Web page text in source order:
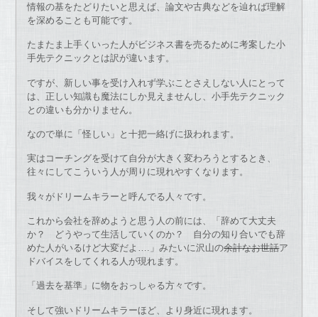
情報の基をたどりたいと思えば、論文や古典などを辿れば理解
を深めることも可能です。
たまたま上手くいった人がビジネス書を売るために考案した小
手先テクニックとは訳が違います。
ですが、新しい事を受け入れず学ぶことさえしない人にとって
は、正しい知識も魔法にしか見えませんし、小手先テクニック
との違いも分かりません。
なので単に「怪しい」と十把一絡げに扱われます。
実はコーチングを受けて自分が大きく変わろうとするとき、
往々にしてこういう人が周りに現れやすくなります。
我々がドリームキラーと呼んでる人々です。
これから会社を辞めようと思う人の前には、「辞めて大丈夫
か？ どうやって生活していくのか？ 自分の知り合いでも辞
めた人がいるけど大変だよ….」みたいに沢山の余計なお世話ア
ドバイスをしてくれる人が現れます。
「過去を基準」に物をおっしゃる方々です。
そして強いドリームキラーほど、より身近に現れます。